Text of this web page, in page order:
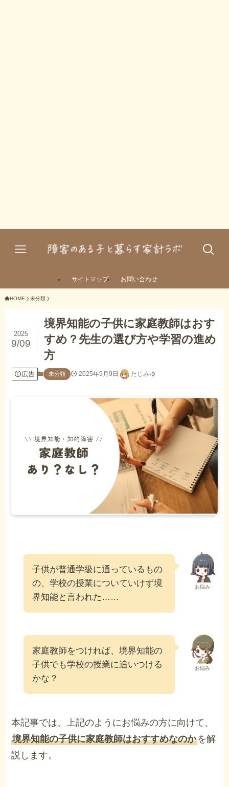
サイトマップ お問い合わせ
HOME 未分類
境界知能の子供に家庭教師はおす
すめ？先生の選び方や学習の進め
方
2025
9/09
広告 未分類 2025年9月9日 たじみゆ
お悩み
子供が普通学級に通っているもの
の、学校の授業についていけず境
界知能と言われた……
お悩み
家庭教師をつければ、境界知能の
子供でも学校の授業に追いつける
かな？
本記事では、上記のようにお悩みの方に向けて、
境界知能の子供に家庭教師はおすすめなのかを解
説します。